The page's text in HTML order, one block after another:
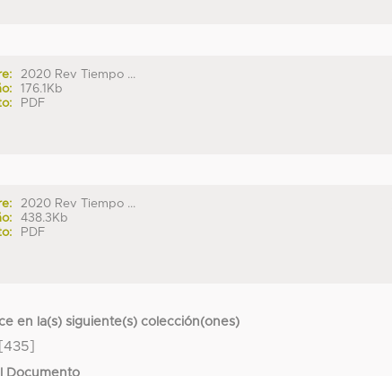
2020 Rev Tiempo ...
176.1Kb
PDF
2020 Rev Tiempo ...
438.3Kb
PDF
en la(s) siguiente(s) colección(ones)
[435]